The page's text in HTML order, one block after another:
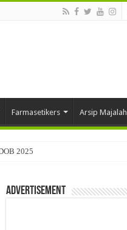
Farmasetikers Arsip Majalah
2025
Advertisement